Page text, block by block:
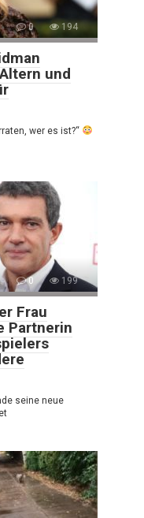
0 194
und
wer es ist?“
0 199
Frau
Partnerin
seine neue